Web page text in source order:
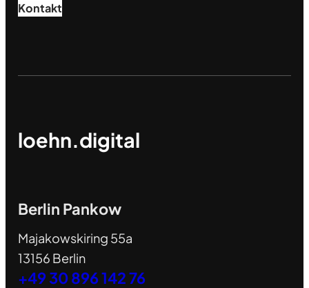
Kontakt
loehn.digital
Berlin Pankow
Majakowskiring 55a
13156 Berlin
+49 30 896 142 76